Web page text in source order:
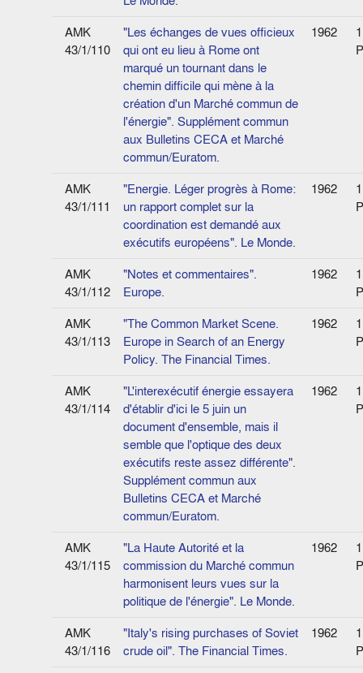
AMK
43/1/110
"Les échanges de vues officieux
qui ont eu lieu à Rome ont
marqué un tournant dans le
chemin difficile qui mène à la
création d'un Marché commun de
l'énergie". Supplément commun
aux Bulletins CECA et Marché
commun/Euratom.
1962
1
AMK
43/1/111
"Energie. Léger progrès à Rome:
un rapport complet sur la
coordination est demandé aux
exécutifs européens". Le Monde.
1962
1
AMK
43/1/112
"Notes et commentaires".
Europe.
1962
1
AMK
43/1/113
"The Common Market Scene.
Europe in Search of an Energy
Policy. The Financial Times.
1962
1
AMK
43/1/114
"L'interexécutif énergie essayera
d'établir d'ici le 5 juin un
document d'ensemble, mais il
semble que l'optique des deux
exécutifs reste assez différente".
Supplément commun aux
Bulletins CECA et Marché
commun/Euratom.
1962
1
AMK
43/1/115
"La Haute Autorité et la
commission du Marché commun
harmonisent leurs vues sur la
politique de l'énergie". Le Monde.
1962
1
AMK
43/1/116
"Italy's rising purchases of Soviet
crude oil". The Financial Times.
1962
1